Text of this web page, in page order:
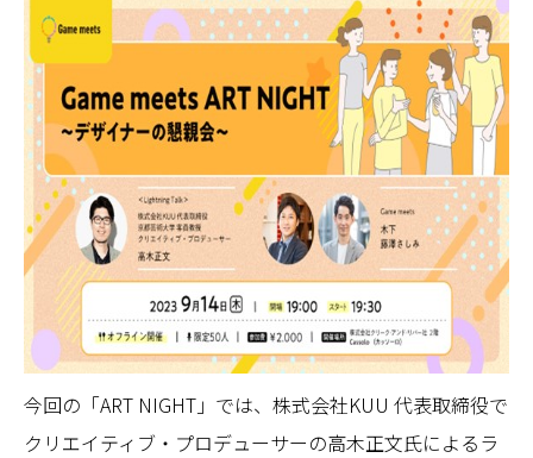
今回の「ART NIGHT」では、株式会社KUU 代表取締役で
クリエイティブ・プロデューサーの高木正文氏によるラ